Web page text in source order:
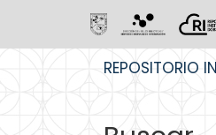
REPOSITORIO